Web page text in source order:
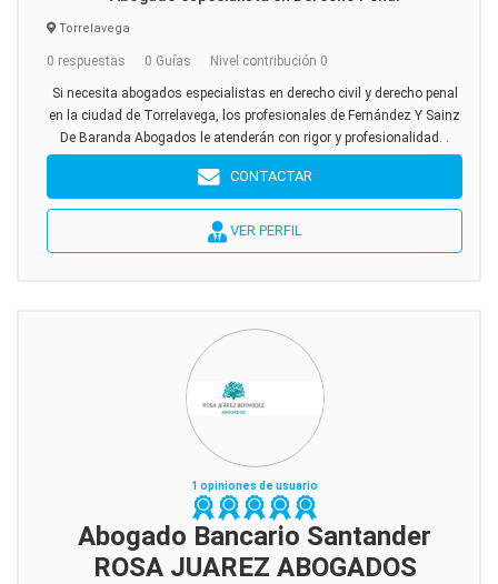
Torrelavega
0 respuestas 0 Guías Nivel contribución 0
Si necesita abogados especialistas en derecho civil y derecho penal
en la ciudad de Torrelavega, los profesionales de Fernández Y Sainz
De Baranda Abogados le atenderán con rigor y profesionalidad. .
CONTACTAR
VER PERFIL
1 opiniones de usuario
Abogado Bancario Santander
ROSA JUAREZ ABOGADOS